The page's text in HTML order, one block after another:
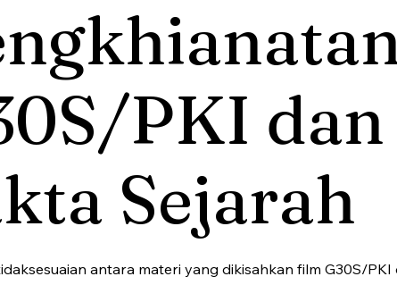
PKI dan
Sejarah
antara materi yang dikisahkan film G30S/